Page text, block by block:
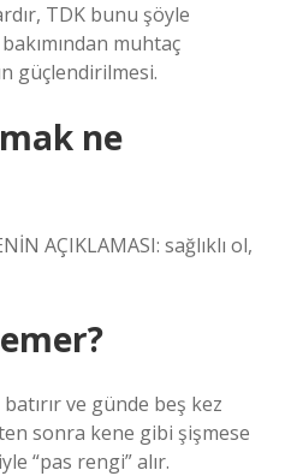
TDK bunu şöyle
muhtaç
güçlendirilmesi.
ne
AÇIKLAMASI: sağlıklı ol,
ve günde beş kez
sonra kene gibi şişmese
“pas rengi” alır.